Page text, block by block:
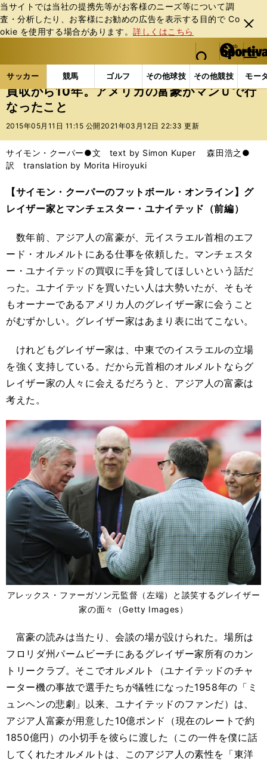
当サイトでは当社の提携先等がお客様のニーズ等について調
査・分析したり、お客様にお勧めの広告を表⽰する⽬的で Co
okie を使⽤する場合があります。詳しくはこちら
閉じ
る
web Sportiva (webスポルティーバ)
検索
マイペ
ー
ジ
メニュ
サッカー 競馬 ゴルフ その他球技 その他競技 モー
ス
ポ
ル
バ
サッカーの記事一覧 海外サッカー サイモン・クー
買収から10年。アメリカの富豪がマンＵで行
なったこと
2015年05月11日 11:15 公開 2021年03月12日 22:33 更新
サイモン・クーパー●文 text by Simon Kuper 森田浩之●
訳 translation by Morita Hiroyuki
【サイモン・クーパーのフットボール・オンライン】グ
レイザー家とマンチェスター・ユナイテッド（前編）
数年前、アジア人の富豪が、元イスラエル首相のエフ
ード・オルメルトにある仕事を依頼した。マンチェスタ
ー・ユナイテッドの買収に手を貸してほしいという話だ
った。ユナイテッドを買いたい人は大勢いたが、そもそ
もオーナーであるアメリカ人のグレイザー家に会うこと
がむずかしい。グレイザー家はあまり表に出てこない。
けれどもグレイザー家は、中東でのイスラエルの立場
を強く支持している。だから元首相のオルメルトならグ
レイザー家の人々に会えるだろうと、アジア人の富豪は
考えた。
アレックス・ファーガソン元監督（左端）と談笑するグレイザー
家の面々（Getty Images）
富豪の読みは当たり、会談の場が設けられた。場所は
フロリダ州パームビーチにあるグレイザー家所有のカン
トリークラブ。そこでオルメルト（ユナイテッドのチャ
ーター機の事故で選手たちが犠牲になった1958年の「ミ
ュンヘンの悲劇」以来、ユナイテッドのファンだ）は、
アジア人富豪が用意した10億ポンド（現在のレートで約
1850億円）の小切手を彼らに渡した（この一件を僕に話
してくれたオルメルトは、このアジア人の素性を「東洋